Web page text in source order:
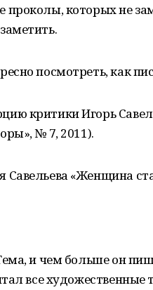
которых не
посмотреть, как
критики Игорь
№ 7, 2011).
Савельева «Женщина
и чем больше он
все художественные